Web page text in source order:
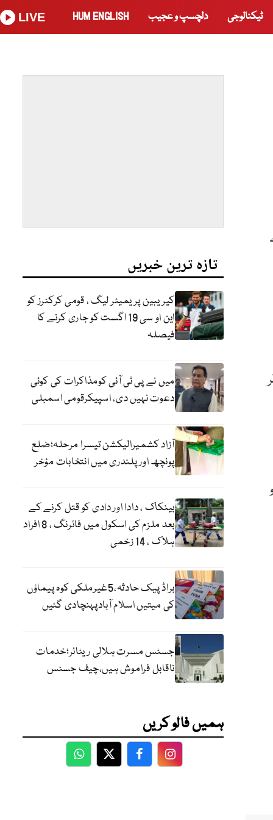
ٹیکنالوجی دلچسپ و عجیب HUM ENGLISH
LIVE
ڈالر
تازہ ترین خبریں
کیریبین پریمیئر لیگ ، قومی کرکٹرز کو
این او سی 19 اگست کو جاری کرنے کا
فیصلہ
میں نے پی ٹی آئی کومذاکرات کی کوئی
دعوت نہیں دی، اسپیکرقومی اسمبلی
آزاد کشمیرالیکشن تیسرا مرحلہ؛ضلع
پونچھ اور پلندری میں انتخابات مؤخر
بینکاک ، دادا اور دادی کو قتل کرنے کے
بعد ملزم کی اسکول میں فائرنگ ، 8 افراد
ہلاک ، 14 زخمی
براڈ پیک حادثہ،5غیرملکی کوہ پیماؤں
کی میتیں اسلام آبادپہنچادی گئیں
جسٹس مسرت ہلالی ریٹائر؛خدمات
ناقابل فراموش ہیں،چیف جسٹس
ہمیں فالو کریں
WhatsApp
TwitterFacebookFacebook